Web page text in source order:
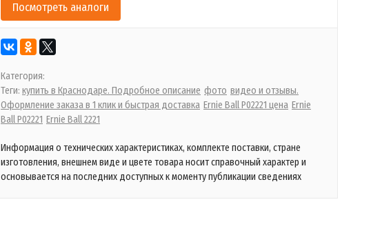
Посмотреть аналоги
Категория:
Теги: купить в Краснодаре. Подробное описание фото видео и отзывы.
Оформление заказа в 1 клик и быстрая доставка Ernie Ball P02221 цена Ernie
Ball P02221 Ernie Ball 2221
Информация о технических характеристиках, комплекте поставки, стране
изготовления, внешнем виде и цвете товара носит справочный характер и
основывается на последних доступных к моменту публикации сведениях